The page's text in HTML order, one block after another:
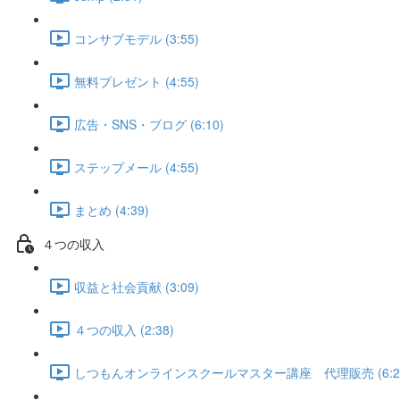
コンサブモデル (3:55)
無料プレゼント (4:55)
広告・SNS・ブログ (6:10)
ステップメール (4:55)
まとめ (4:39)
４つの収入
収益と社会貢献 (3:09)
４つの収入 (2:38)
しつもんオンラインスクールマスター講座 代理販売